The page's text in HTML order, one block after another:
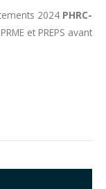
2024 PHRC-
et PREPS avant